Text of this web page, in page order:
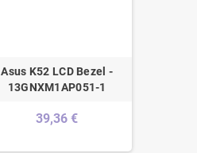
Asus K52 LCD Bezel -
13GNXM1AP051-1
39,36 €